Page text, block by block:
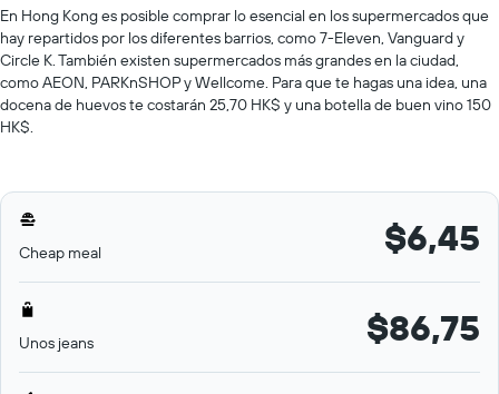
En Hong Kong es posible comprar lo esencial en los supermercados que
hay repartidos por los diferentes barrios, como 7-Eleven, Vanguard y
Circle K. También existen supermercados más grandes en la ciudad,
como AEON, PARKnSHOP y Wellcome. Para que te hagas una idea, una
docena de huevos te costarán 25,70 HK$ y una botella de buen vino 150
HK$.
Cheap meal $6,45
Unos jeans $86,75